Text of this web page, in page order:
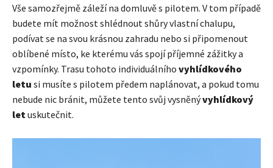
Vše samozřejmě záleží na domluvě s pilotem. V tom případě
budete mít možnost shlédnout shůry vlastní chalupu,
podívat se na svou krásnou zahradu nebo si připomenout
oblíbené místo, ke kterému vás spojí příjemné zážitky a
vzpomínky. Trasu tohoto individuálního vyhlídkového
letu si musíte s pilotem předem naplánovat, a pokud tomu
nebude nic bránit, můžete tento svůj vysněnývyhlídkový
letuskutečnit.